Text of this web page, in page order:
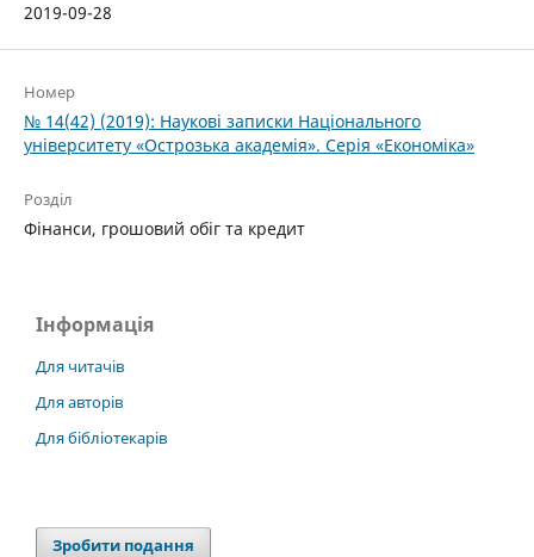
2019-09-28
Номер
№ 14(42) (2019): Наукові записки Національного
університету «Острозька академія». Серія «Економіка»
Розділ
Фінанси, грошовий обіг та кредит
Інформація
Для читачів
Для авторів
Для бібліотекарів
Зробити подання